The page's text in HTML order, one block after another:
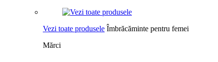
Vezi toate produsele Îmbrăcăminte pentru femei
Mărci